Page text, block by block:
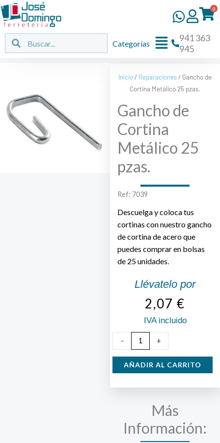
Ir
al
contenido
0
Buscar Buscar
Flyout
Categorías
941 363
945
Inicio / Reparaciones / Gancho de
Cortina Metálico 25 pzas.
Gancho de
Cortina
Metálico 25
pzas.
Ref: 7039
Descuelga y coloca tus
cortinas con nuestro gancho
de cortina de acero que
puedes comprar en bolsas
de 25 unidades.
Llévatelo por
2,07 €
IVA incluido
-
de
Cortina
+
AÑADIR AL CARRITO
Más
Información: